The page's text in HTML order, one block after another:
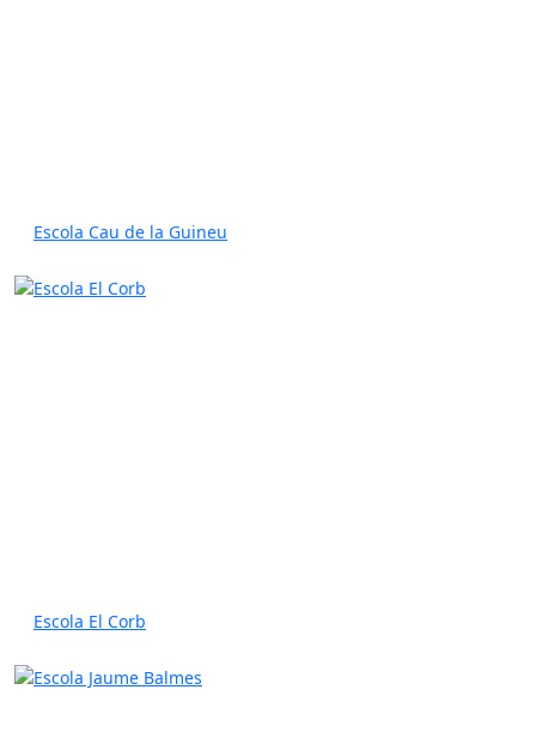
Escola Cau de la Guineu
Escola El Corb